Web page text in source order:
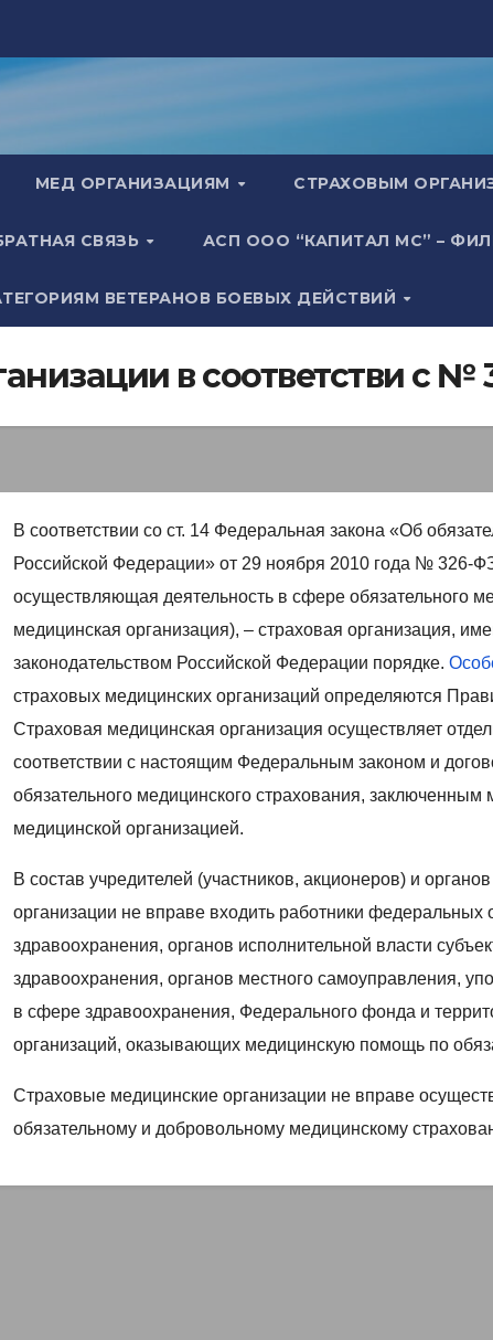
МЕД ОРГАНИЗАЦИЯМ СТРАХОВЫМ
СВЯЗЬ АСП ООО “КАПИТАЛ МС” –
ВЕТЕРАНОВ БОЕВЫХ ДЕЙСТВИЙ
в соответстви с
В соответствии со ст. 14 Федеральная закона «Об
Российской Федерации» от 29 ноября 2010 года № 326-
осуществляющая деятельность в сфере обязательного
медицинская организация), – страховая организация,
законодательством Российской Федерации порядке.
страховых медицинских организаций определяются
Страховая медицинская организация осуществляет
соответствии с настоящим Федеральным законом и
обязательного медицинского страхования,
медицинской организацией.
В состав учредителей (участников, акционеров) и
организации не вправе входить работники федеральных
здравоохранения, органов исполнительной власти
здравоохранения, органов местного самоуправления,
в сфере здравоохранения, Федерального фонда и
организаций, оказывающих медицинскую помощь по
Страховые медицинские организации не вправе
обязательному и добровольному медицинскому